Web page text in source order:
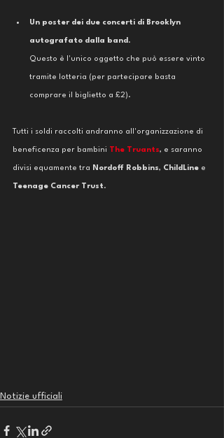
Un poster dei due concerti di Brooklyn
autografato dalla band .
Questo è l'unico oggetto che può essere vinto
tramite lotteria (per partecipare basta
comprare il biglietto a £2).
Tutti i soldi raccolti andranno all'organizzazione di
beneficenza per bambini The Truants, e saranno
divisi equamente tra Nordoff Robbins, ChildLine e
Teenage Cancer Trust.
Notizie ufficiali